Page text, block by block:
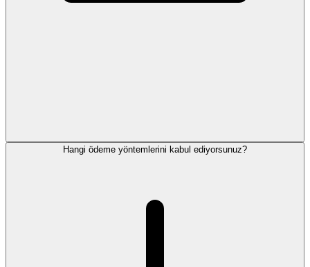
Hangi ödeme yöntemlerini kabul ediyorsunuz?